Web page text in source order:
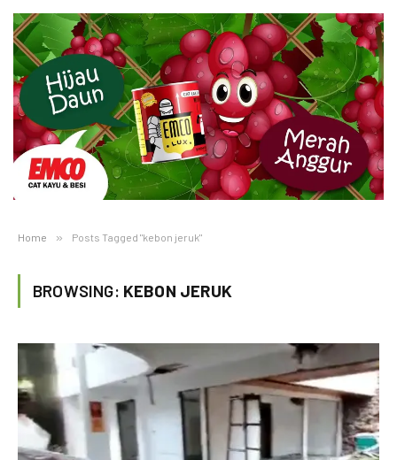
Home » Posts Tagged "kebon jeruk"
BROWSING: KEBON JERUK